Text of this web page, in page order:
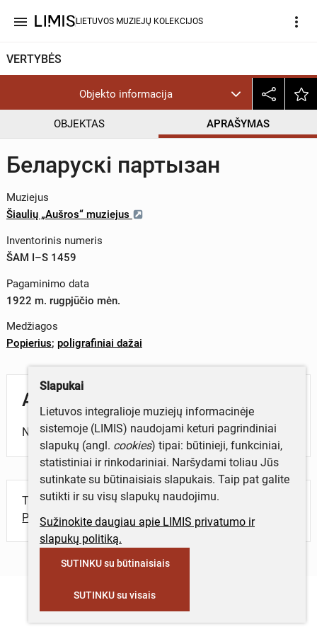
menu LIETUVOS MUZIEJŲ KOLEKCIJOS more_vert
VERTYBĖS
Objekto informacija
OBJEKTAS APRAŠYMAS
Беларускi партызан
Muziejus
Šiaulių „Aušros“ muziejus
Inventorinis numeris
ŠAM I–S 1459
Pagaminimo data
1922 m. rugpjūčio mėn.
Medžiagos
Popierius; poligrafiniai dažai
Aprašymas
Nr. 1.
Turite daugiau informacijos apie objektą?
Parašykite mums!
Slapukai
Lietuvos integralioje muziejų informacinėje
sistemoje (LIMIS) naudojami keturi pagrindiniai
slapukų (angl. cookies) tipai: būtinieji, funkciniai,
statistiniai ir rinkodariniai. Naršydami toliau Jūs
sutinkate su būtinaisiais slapukais. Taip pat galite
sutikti ir su visų slapukų naudojimu.
Sužinokite daugiau apie LIMIS privatumo ir
slapukų politiką.
SUTINKU su būtinaisiais
SUTINKU su visais